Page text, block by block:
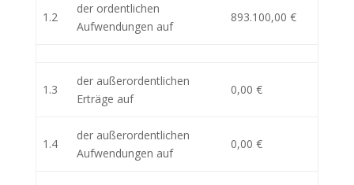
1.2
der ordentlichen
Aufwendungen auf
893.100,00 €
1.3
der außerordentlichen
Erträge auf
0,00 €
1.4
der außerordentlichen
Aufwendungen auf
0,00 €